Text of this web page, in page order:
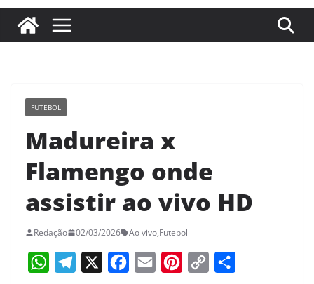
Mente
FUTEBOL
Madureira x
Flamengo onde
assistir ao vivo HD
Redação 02/03/2026 Ao vivo,Futebol